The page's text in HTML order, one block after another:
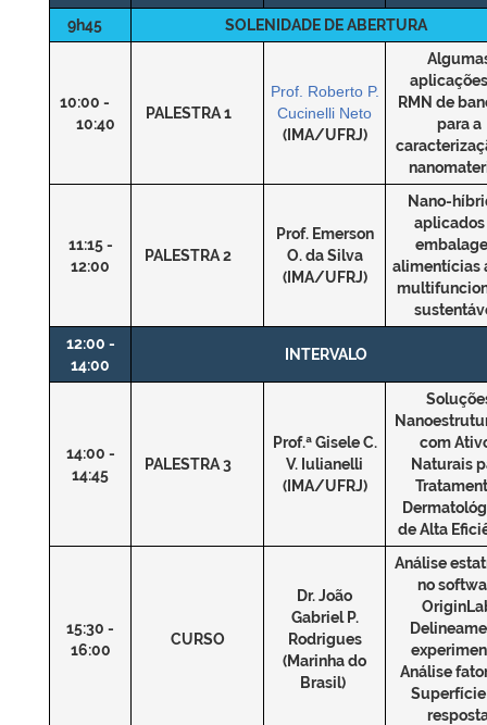
9h45 SOLENIDADE DE ABERTURA
10:00 -
10:40
PALESTRA 1
Prof. Roberto P.
Cucinelli Neto
(IMA/UFRJ)
RMN de
para a
11:15 -
12:00
PALESTRA 2
Prof. Emerson
O. da Silva
(IMA/UFRJ)
Nano-
aplicados
alimentícias
12:00 -
14:00
INTERVALO
14:00 -
14:45
PALESTRA 3
Prof.ª Gisele C.
V. Iulianelli
(IMA/UFRJ)
com
Naturais
de Alta
15:30 -
16:00
CURSO
Dr. João
Gabriel P.
Rodrigues
(Marinha do
Brasil)
Análise
no
Análise